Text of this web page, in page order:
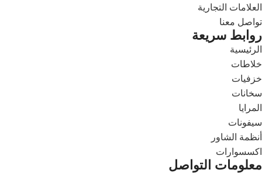
العلامات التجارية
تواصل معنا
روابط سريعة
الرئيسية
خلاطات
خزفيات
سخانات
المرايا
سيفونات
أنظمة الشاور
اكسسوارات
معلومات التواصل